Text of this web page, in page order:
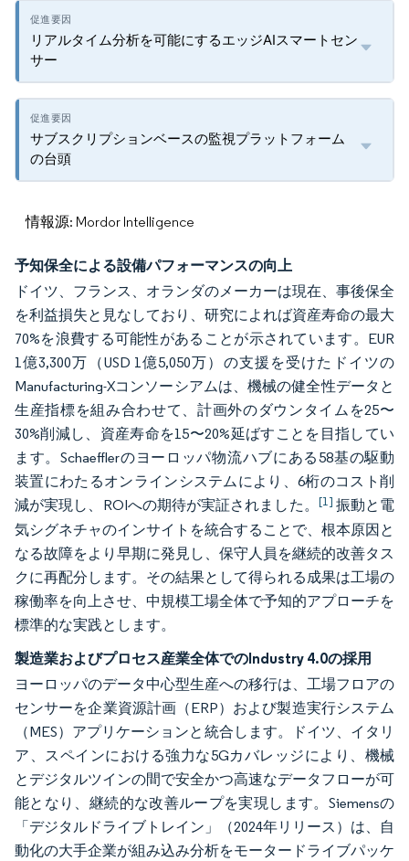
リアルタイム分析を可能にするエッジAIスマートセン
サー
サブスクリプションベースの監視プラットフォーム
の台頭
情報源: Mordor Intelligence
予知保全による設備パフォーマンスの向上
ドイツ、フランス、オランダのメーカーは現在、事後保全
を利益損失と見なしており、研究によれば資産寿命の最大
70%を浪費する可能性があることが示されています。EUR
1億3,300万（USD 1億5,050万）の支援を受けたドイツの
Manufacturing-Xコンソーシアムは、機械の健全性データと
生産指標を組み合わせて、計画外のダウンタイムを25〜
30%削減し、資産寿命を15〜20%延ばすことを目指してい
ます。Schaefflerのヨーロッパ物流ハブにある58基の駆動
装置にわたるオンラインシステムにより、6桁のコスト削
減が実現し、ROIへの期待が実証されました。 [1] 振動と電
気シグネチャのインサイトを統合することで、根本原因と
なる故障をより早期に発見し、保守人員を継続的改善タス
クに再配分します。その結果として得られる成果は工場の
稼働率を向上させ、中規模工場全体で予知的アプローチを
標準的な実践とします。
製造業およびプロセス産業全体でのIndustry 4.0の採用
ヨーロッパのデータ中心型生産への移行は、工場フロアの
センサーを企業資源計画（ERP）および製造実行システム
（MES）アプリケーションと統合します。ドイツ、イタリ
ア、スペインにおける強力な5Gカバレッジにより、機械
とデジタルツインの間で安全かつ高速なデータフローが可
能となり、継続的な改善ループを実現します。Siemensの
「デジタルドライブトレイン」（2024年リリース）は、自
動化の大手企業が組み込み分析をモータードライブパッケ